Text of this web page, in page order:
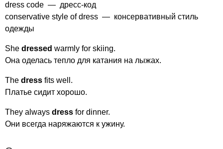
dress code — дресс-код
conservative style of dress — консервативный стиль
одежды
She dressed warmly for skiing.
Она оделась тепло для катания на лыжах.
The dress fits well .
Платье сидит хорошо.
They always dress for dinner.
Они всегда наряжаются к ужину.